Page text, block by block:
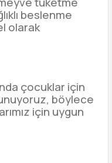
beslenme
olarak
çocuklar için
böylece
için uygun